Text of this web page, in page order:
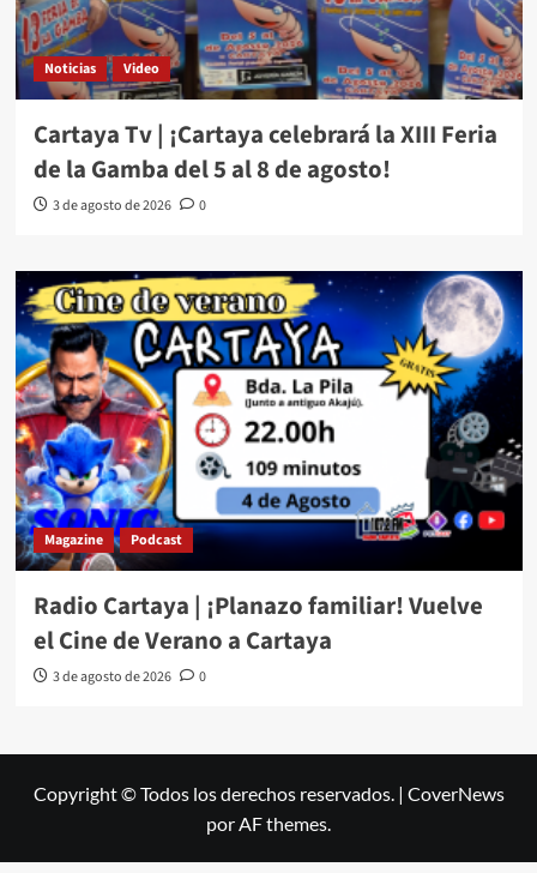
Noticias Video
Cartaya Tv | ¡Cartaya celebrará la XIII Feria
de la Gamba del 5 al 8 de agosto!
3 de agosto de 2026 0
Magazine Podcast
Radio Cartaya | ¡Planazo familiar! Vuelve
el Cine de Verano a Cartaya
3 de agosto de 2026 0
Copyright © Todos los derechos reservados. | CoverNews
por AF themes.